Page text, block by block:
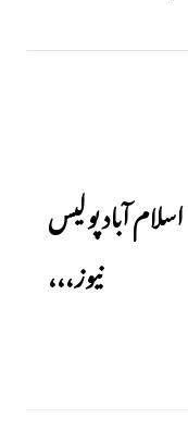
اسلام آباد پولیس
نیوز،،،